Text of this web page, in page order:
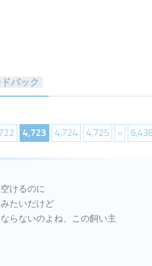
バック
4,723 4,724 4,725 »
けるのに
たいだけど
らないのよね、この飼い主